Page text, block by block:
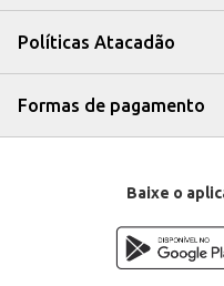
Políticas Atacadão
Formas de pagamento
Baixe o